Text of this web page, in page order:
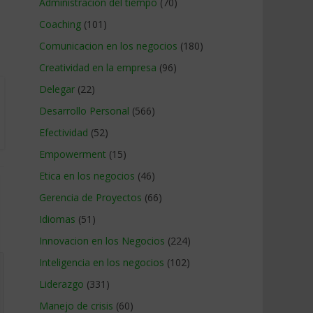
Coaching (101)
Comunicacion en los negocios (180)
Creatividad en la empresa (96)
Delegar (22)
Desarrollo Personal (566)
Efectividad (52)
Empowerment (15)
Etica en los negocios (46)
Gerencia de Proyectos (66)
Idiomas (51)
Innovacion en los Negocios (224)
Inteligencia en los negocios (102)
Liderazgo (331)
Manejo de crisis (60)